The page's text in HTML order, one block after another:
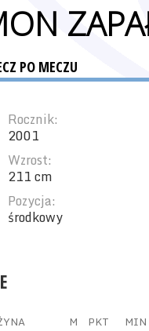
PO MECZU
Rocznik:
2001
Wzrost:
211 cm
Pozycja:
środkowy
M PKT MIN